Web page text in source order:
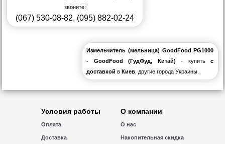
звоните:
(067) 530-08-82, (095) 882-02-24
Измельчитель (мельница) GoodFood PG1000
- GoodFood (ГудФуд, Китай)- купитьс
доставкой вКиев , другие города Украины.
Условия работы
Оплата
Доставка
О компании
О нас
Накопительная скидка